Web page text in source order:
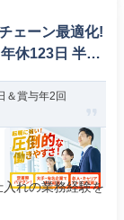
ェーン最適化!
休123日 半導
ープ企業! #4
＆賞与年2回
れの業務経験を